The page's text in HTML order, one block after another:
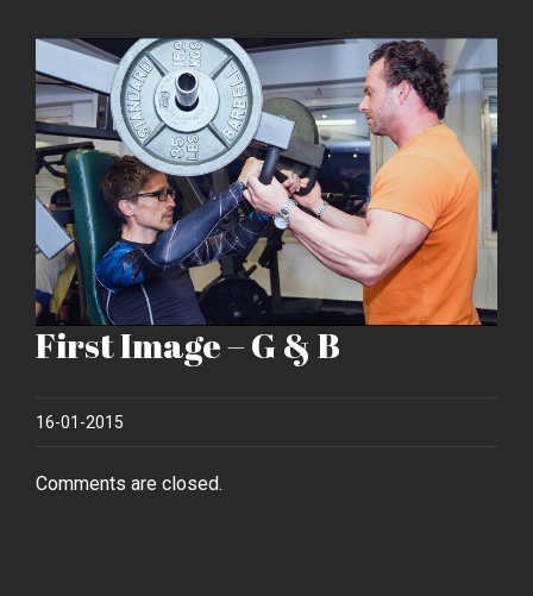
First Image – G & B
16-01-2015
Comments are closed.